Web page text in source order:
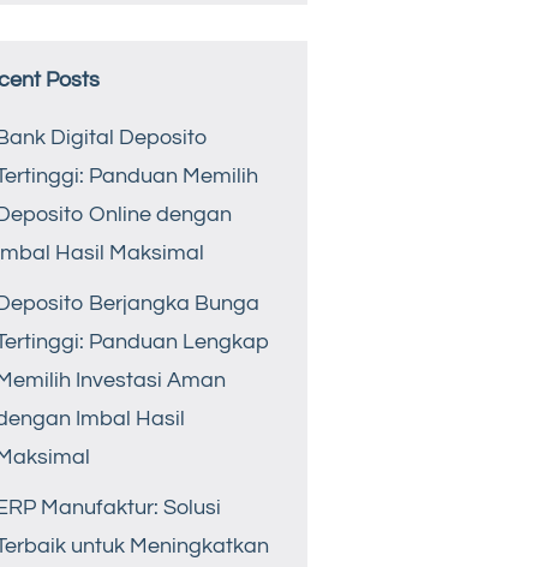
Posts
Digital Deposito
Panduan Memilih
Online dengan
Hasil Maksimal
Berjangka Bunga
Panduan Lengkap
Investasi Aman
Imbal Hasil
Manufaktur: Solusi
untuk Meningkatkan